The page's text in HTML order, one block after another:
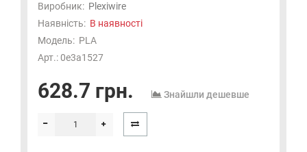
Виробник: Plexiwire
Наявність: В наявності
Модель: PLA
Арт.: 0e3a1527
628.7 грн. Знайшли дешевше